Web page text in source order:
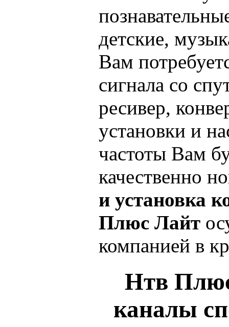
детские,
Вам
сигнала со
ресивер,
установки и
частоты Вам
качественно
и установка
Плюс Лайт
компанией в
Нтв
каналы